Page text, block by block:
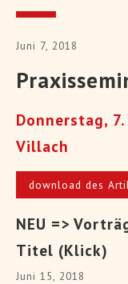
Juni 7, 2018
Donnerstag,
Villach
download des
NEU =>
Titel (Klick)
Juni 15, 2018